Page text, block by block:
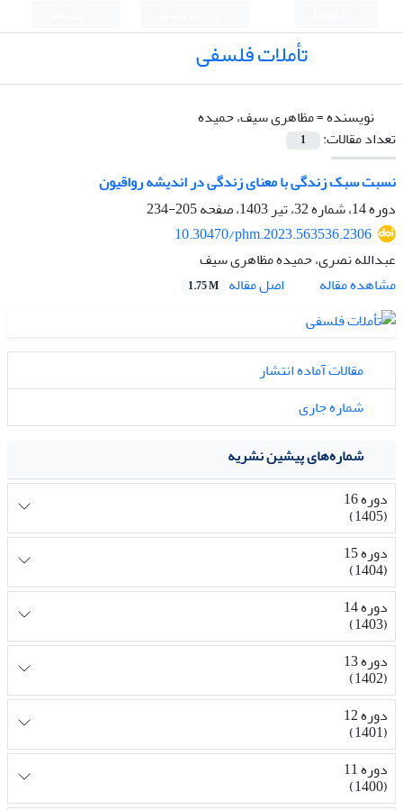
تأملات فلسفی
نویسنده =مظاهری سیف، حمیده
تعداد مقالات:
1
نسبت سبک زندگی با معنای زندگی در اندیشه رواقیون
دوره 14، شماره 32، تیر 1403، صفحه
205-234
10.30470/phm.2023.563536.2306
عبدالله نصری، حمیده مظاهری سیف
مشاهده مقاله
اصل مقاله 1.75 M
مقالات آماده انتشار
شماره جاری
شماره‌های پیشین نشریه
دوره 16
(1405)
دوره 15
(1404)
دوره 14
(1403)
دوره 13
(1402)
دوره 12
(1401)
دوره 11
(1400)